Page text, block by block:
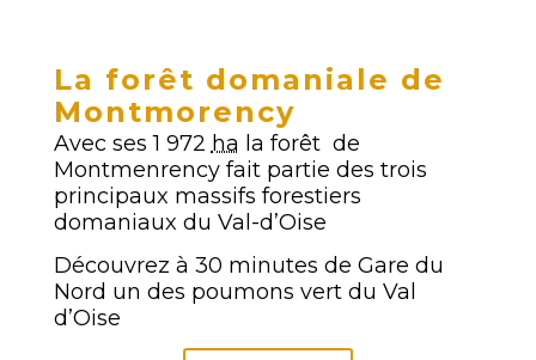
La forêt domaniale de
Montmorency
Avec ses1 972 ha la forêt de
Montmenrency fait partie des trois
principaux massifs forestiers
domaniaux du Val-d’Oise
Découvrez à 30 minutes de Gare du
Nord un des poumons vert du Val
d’Oise